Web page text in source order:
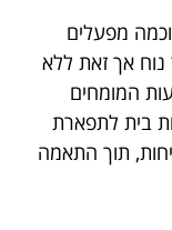
מפעלים
אך זאת ללא
המומחים
בית לתפארת
תוך התאמה